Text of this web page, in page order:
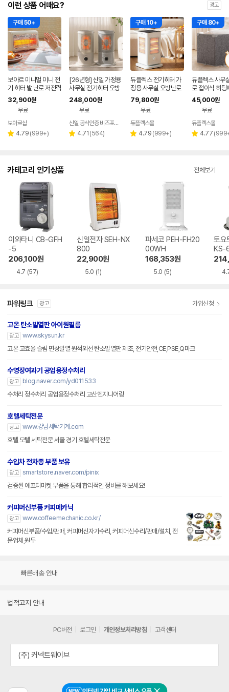
NEW
이런 상품 어때요? 광고
구매 50+
보아르 미니멀 미니 전
기 히터 발 난로 저전력
400W 캠핑 사무실
가정용 3중 안전장치
32,900원
무료
페이
보아르샵
별 4.79 리
(999+)
[26년형] 신일 가정용
사무실 전기히터 오방
난로 난방기 스토브 에
코 + 상부망 포함
248,000원
무료
신일 공식인증 비즈포비즈
별 4.71 리
(564)
구매 10+
듀플렉스 전기히터 가
정용 사무실 오방난로
H5
79,800원
무료
듀플렉스몰
별 4.79 리
(999+)
구매 80+
듀플렉스 사무
로 접이식 히팅
티션히터+담요
45,000원
무료
듀플렉스몰
별 4.77 리
(
카테고리 인기상품 전체보기
이와타니 CB-GFH
-5
206,100원
4.7 (57)
신일전자 SEH-NX
800
22,900원
5.0 (1)
파세코 PEH-FH20
00WH
168,353원
5.0 (5)
토요
KS-
파워링크 광고 가입신청
고온 탄소발열판 아이원필름
광고 www.skysun.kr
고온 고효율 슬림 면상발열 원적외선 탄소발열판 제조, 전기안전,CE,PSE,Q마크
수영장여과기 공업용정수처리
광고
blog.naver.com/yd011533
수처리 정수처리 공업용정수처리 고산엔지니어링
호텔세탁전문
광고 www.강남세탁기계.com
호텔 모텔 세탁전문 서울 경기 호텔세탁전문
수입차 전차종 부품 보유
광고 smartstore.naver.com/pinix
검증된 애프터마켓 부품을 통해 합리적인 정비를 해보세요!
커피머신부품 커피메카닉
광고 www.coffeemechanic.co.kr/
커피머신부품/수입/판매, 커피머신자가수리, 커피머신수리/판매/설치, 전
문업체,원두
빠른배송 안내
법적고지 안내
PC버전 로그인 개인정보처리방침 고객센터
(주) 커넥트웨이브